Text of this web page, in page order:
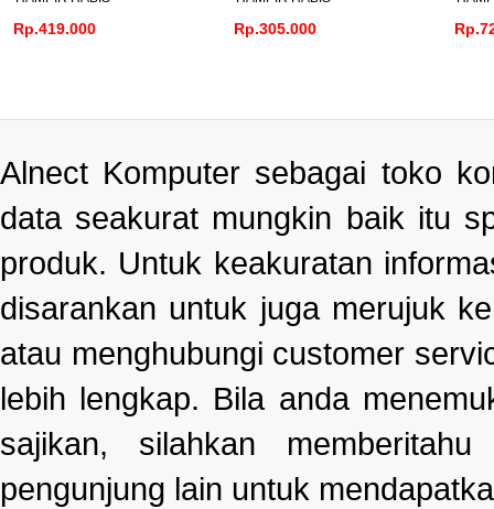
Rp.305.000 Rp.725.000
Alnect Komputer sebagai toko
data seakurat mungkin baik itu
produk. Untuk keakuratan
disarankan untuk juga merujuk
atau menghubungi customer
lebih lengkap. Bila anda
sajikan, silahkan
pengunjung lain untuk